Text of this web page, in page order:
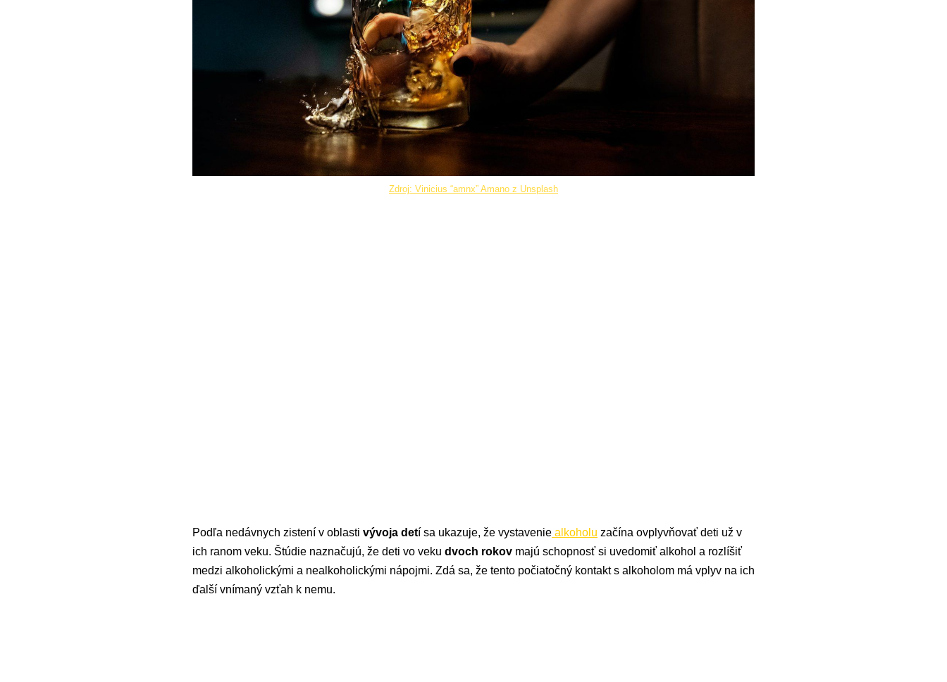
Zdroj: Vinicius “amnx” Amano z Unsplash
Podľa nedávnych zistení v oblasti vývoja detí sa ukazuje, že vystavenie alkoholu začína ovplyvňovať deti už v
ich ranom veku. Štúdie naznačujú, že deti vo veku dvoch rokov majú schopnosť si uvedomiť alkohol a rozlíšiť
medzi alkoholickými a nealkoholickými nápojmi. Zdá sa, že tento počiatočný kontakt s alkoholom má vplyv na ich
ďalší vnímaný vzťah k nemu.